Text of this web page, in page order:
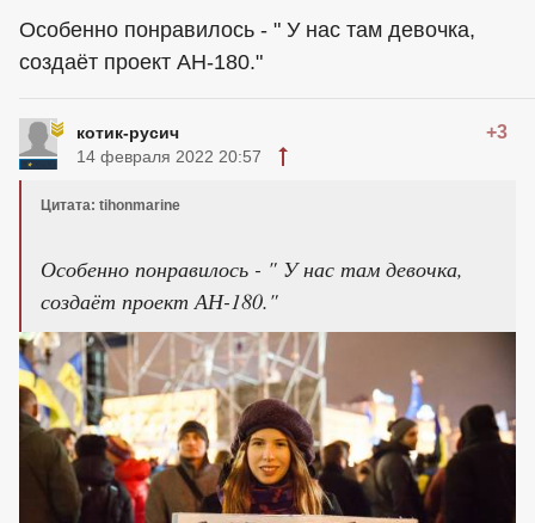
Особенно понравилось - " У нас там девочка,
создаёт проект АН-180."
котик-русич +3
14 февраля 2022 20:57
Цитата: tihonmarine
Особенно понравилось - " У нас там девочка,
создаёт проект АН-180."